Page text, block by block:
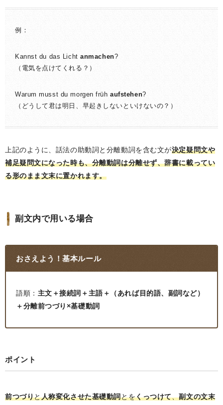
例：
Kannst du das Lichtanmachen?
（電気を点けてくれる？）
Warum musst du morgen frühaufstehen?
（どうして君は明日、早起きしないといけないの？）
上記のように、話法の助動詞と分離動詞を含む文が決定疑問文や
補足疑問文になった時も、分離動詞は分離せず、辞書に載ってい
る形のまま文末に置かれます。
副文内で用いる場合
おさえよう！基本ルール
語順： 主文＋接続詞＋主語＋（あれば目的語、副詞など）
＋分離前つづり×基礎動詞
ポイント
前つづりと人称変化させた基礎動詞とをくっつけて、副文の文末